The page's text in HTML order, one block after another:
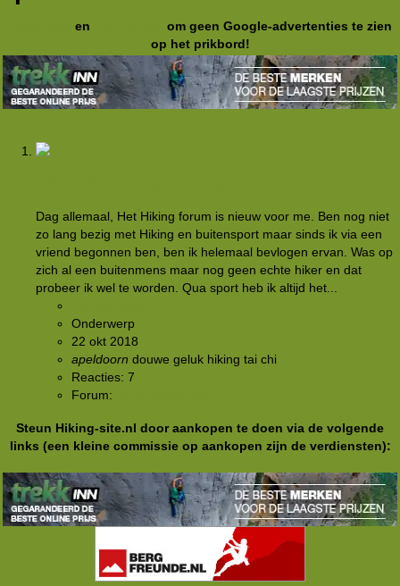
en
om geen Google-advertenties te zien
op het prikbord!
Dag allemaal, Het Hiking forum is nieuw voor me. Ben nog niet
zo lang bezig met Hiking en buitensport maar sinds ik via een
vriend begonnen ben, ben ik helemaal bevlogen ervan. Was op
zich al een buitenmens maar nog geen echte hiker en dat
probeer ik wel te worden. Qua sport heb ik altijd het...
Onderwerp
22 okt 2018
apeldoorn douwe geluk hiking tai chi
Reacties: 7
Forum:
Steun Hiking-site.nl door aankopen te doen via de volgende
links (een kleine commissie op aankopen zijn de verdiensten):